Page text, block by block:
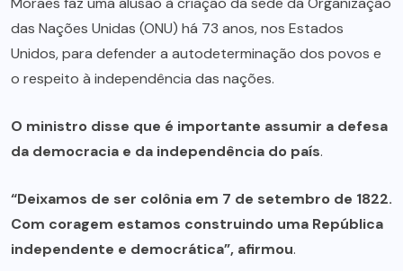
das Nações Unidas (ONU) há 73 anos, nos Estados
Unidos, para defender a autodeterminação dos povos e
o respeito à independência das nações.
O ministro disse que é importante assumir a defesa
da democracia e da independência do país.
“Deixamos de ser colônia em 7 de setembro de 1822.
Com coragem estamos construindo uma República
independente e democrática”, afirmou.